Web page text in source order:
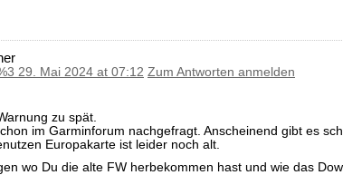
29. Mai 2024 at 07:12 Zum Antworten anmelden
zu spät.
im Garminforum nachgefragt. Anscheinend gibt es
Europakarte ist leider noch alt.
wo Du die alte FW herbekommen hast und wie das